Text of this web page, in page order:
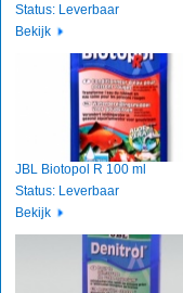
Status: Leverbaar
Bekijk
JBL Biotopol R 100 ml
Status: Leverbaar
Bekijk